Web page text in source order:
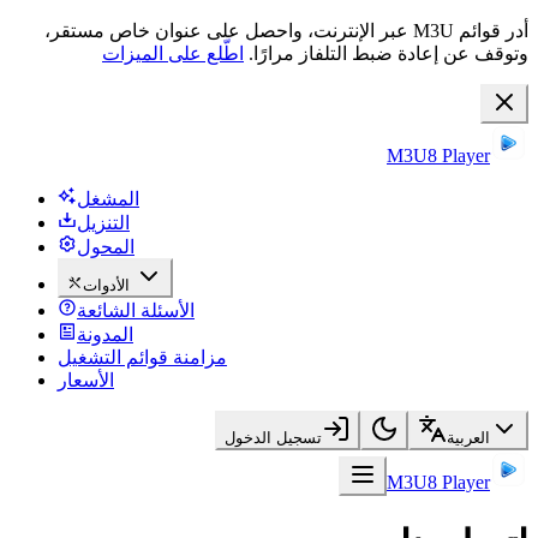
أدر قوائم M3U عبر الإنترنت، واحصل على عنوان خاص مستقر،
وتوقف عن إعادة ضبط التلفاز مرارًا. اطّلع على الميزات
M3U8 Player
المشغل
التنزيل
المحول
الأدوات
الأسئلة الشائعة
المدونة
مزامنة قوائم التشغيل
الأسعار
العربية تسجيل الدخول
M3U8 Player